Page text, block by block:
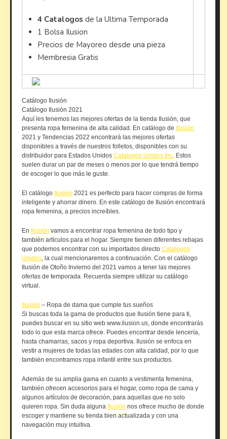
4 Catalogos de la Ultima Temporada
1 Bolsa Ilusion
Precios de Mayoreo desde una pieza
Membresia Gratis
Catálogo Ilusión
Catálogo Ilusión 2021
Aquí les tenemos las mejores ofertas de la tienda Ilusión, que
presenta ropa femenina de alta calidad. En catálogo de
Ilusión
2021 y Tendencias 2022 encontrará las mejores ofertas
disponibles a través de nuestros folletos, disponibles con su
distribuidor para Estados Unidos Catalogos Unidos Inc. Estos
suelen durar un par de meses o menos por lo que tendrá tiempo
de escoger lo que más le guste.
El catálogo Ilusión 2021 es perfecto para hacer compras de forma
inteligente y ahorrar dinero. En este catálogo de Ilusión encontrará
ropa femenina, a precios increíbles.
En Ilusión vamos a encontrar ropa femenina de todo tipo y
también artículos para el hogar. Siempre tienen diferentes rebajas
que podemos encontrar con su importados directo Catalogos
Unidos, la cual mencionaremos a continuación. Con el catálogo
Ilusión de Otoño Invierno del 2021 vamos a tener las mejores
ofertas de temporada. Recuerda siempre utilizar su catálogo
virtual.
Ilusión – Ropa de dama que cumple tus sueños
Si buscas toda la gama de productos que Ilusión tiene para ti,
puedes buscar en su sitio web www.ilusion.us, donde encontrarás
todo lo que esta marca ofrece. Puedes encontrar desde lencería,
hasta chamarras, sacos y ropa deportiva. Ilusión se enfoca en
vestir a mujeres de todas las edades con alta calidad, por lo que
también encontramos ropa infantil entre sus productos.
Además de su amplia gama en cuanto a vestimenta femenina,
también ofrecen accesorios para el hogar, como ropa de cama y
algunos artículos de decoración, para aquellas que no solo
quieren ropa. Sin duda alguna
Ilusión nos ofrece mucho de donde
escoger y mantiene su tienda bien actualizada y con una
navegación muy intuitiva.